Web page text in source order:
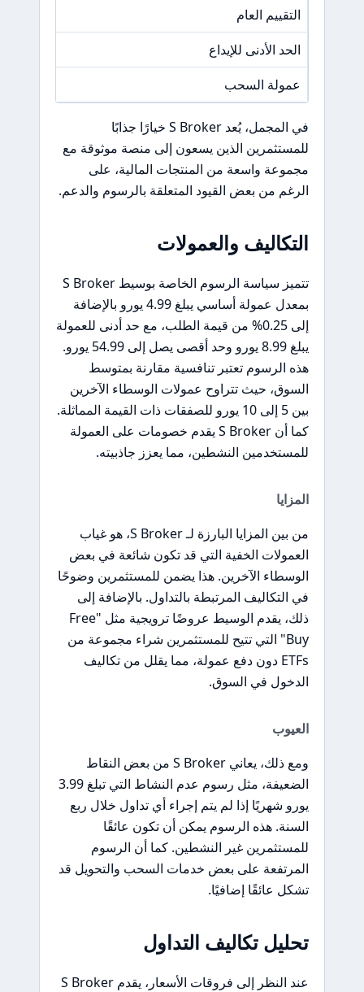
التقييم العام
الحد الأدنى للإيداع
عمولة السحب
في المجمل، يُعد S Broker خيارًا جذابًا
للمستثمرين الذين يسعون إلى منصة موثوقة مع
مجموعة واسعة من المنتجات المالية، على
الرغم من بعض القيود المتعلقة بالرسوم والدعم.
التكاليف والعمولات
تتميز سياسة الرسوم الخاصة بوسيط S Broker
بمعدل عمولة أساسي يبلغ 4.99 يورو بالإضافة
إلى 0.25% من قيمة الطلب، مع حد أدنى للعمولة
يبلغ 8.99 يورو وحد أقصى يصل إلى 54.99 يورو.
هذه الرسوم تعتبر تنافسية مقارنة بمتوسط
السوق، حيث تتراوح عمولات الوسطاء الآخرين
بين 5 إلى 10 يورو للصفقات ذات القيمة المماثلة.
كما أن S Broker يقدم خصومات على العمولة
للمستخدمين النشطين، مما يعزز جاذبيته.
المزايا
من بين المزايا البارزة لـ S Broker، هو غياب
العمولات الخفية التي قد تكون شائعة في بعض
الوسطاء الآخرين. هذا يضمن للمستثمرين وضوحًا
في التكاليف المرتبطة بالتداول. بالإضافة إلى
ذلك، يقدم الوسيط عروضًا ترويجية مثل "Free
Buy" التي تتيح للمستثمرين شراء مجموعة من
ETFs دون دفع عمولة، مما يقلل من تكاليف
الدخول في السوق.
العيوب
ومع ذلك، يعاني S Broker من بعض النقاط
الضعيفة، مثل رسوم عدم النشاط التي تبلغ 3.99
يورو شهريًا إذا لم يتم إجراء أي تداول خلال ربع
السنة. هذه الرسوم يمكن أن تكون عائقًا
للمستثمرين غير النشطين. كما أن الرسوم
المرتفعة على بعض خدمات السحب والتحويل قد
تشكل عائقًا إضافيًا.
تحليل تكاليف التداول
عند النظر إلى فروقات الأسعار، يقدم S Broker